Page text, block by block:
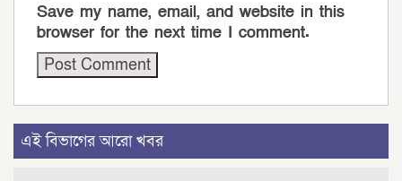
Save my name, email, and website in this
browser for the next time I comment.
এই বিভাগের আরো খবর